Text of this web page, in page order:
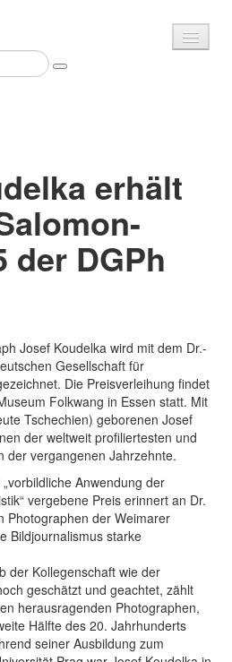
erhält
der DGPh
Josef Koudelka wird mit dem Dr.-
Gesellschaft für
Die Preisverleihung findet
Folkwang in Essen statt. Mit
Tschechien) geborenen Josef
der weltweit profiliertesten und
der vergangenen Jahrzehnte.
Anwendung der
vergebene Preis erinnert an Dr.
Photographen der Weimarer
Bildjournalismus starke
der Kollegenschaft wie der
geschätzt und geachtet, zählt
herausragenden Photographen,
Hälfte des 20. Jahrhunderts
seiner Ausbildung zum